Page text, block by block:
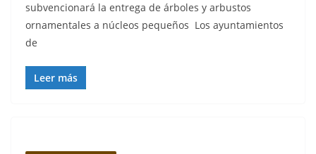
subvencionará la entrega de árboles y arbustos
ornamentales a núcleos pequeños Los ayuntamientos
de
Leer más